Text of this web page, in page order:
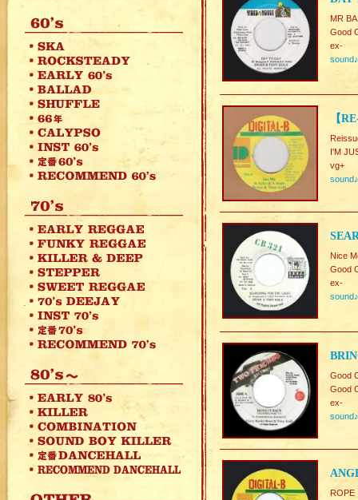
MR
Good
ex-
sound♪
【
I'M
vg+
sound♪
Nice
Good
ex-
sound♪
Good
Good
ex-
sound♪
ROPE